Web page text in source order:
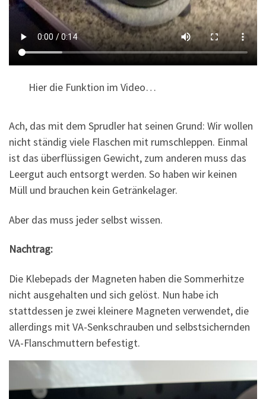
Hier die Funktion im Video…
Ach, das mit dem Sprudler hat seinen Grund: Wir wollen
nicht ständig viele Flaschen mit rumschleppen. Einmal
ist das überflüssigen Gewicht, zum anderen muss das
Leergut auch entsorgt werden. So haben wir keinen
Müll und brauchen kein Getränkelager.
Aber das muss jeder selbst wissen.
Nachtrag:
Die Klebepads der Magneten haben die Sommerhitze
nicht ausgehalten und sich gelöst. Nun habe ich
stattdessen je zwei kleinere Magneten verwendet, die
allerdings mit VA-Senkschrauben und selbstsichernden
VA-Flanschmuttern befestigt.